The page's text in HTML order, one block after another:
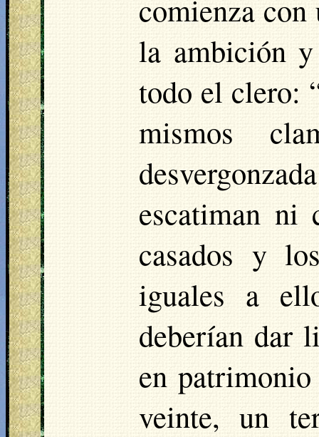
comienza
la ambición
todo el clero:
mismos
escatiman ni
casados y
iguales a
deberían dar
en
veinte, un